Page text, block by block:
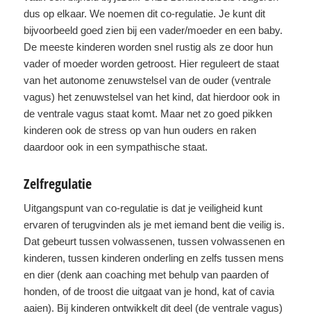
dus op elkaar. We noemen dit co-regulatie. Je kunt dit
bijvoorbeeld goed zien bij een vader/moeder en een baby.
De meeste kinderen worden snel rustig als ze door hun
vader of moeder worden getroost. Hier reguleert de staat
van het autonome zenuwstelsel van de ouder (ventrale
vagus) het zenuwstelsel van het kind, dat hierdoor ook in
de ventrale vagus staat komt. Maar net zo goed pikken
kinderen ook de stress op van hun ouders en raken
daardoor ook in een sympathische staat.
Zelfregulatie
Uitgangspunt van co-regulatie is dat je veiligheid kunt
ervaren of terugvinden als je met iemand bent die veilig is.
Dat gebeurt tussen volwassenen, tussen volwassenen en
kinderen, tussen kinderen onderling en zelfs tussen mens
en dier (denk aan coaching met behulp van paarden of
honden, of de troost die uitgaat van je hond, kat of cavia
aaien). Bij kinderen ontwikkelt dit deel (de ventrale vagus)